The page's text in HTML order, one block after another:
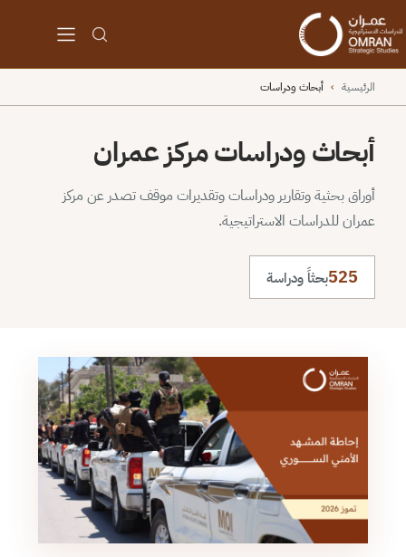
الرئيسية › أبحاث ودراسات
أبحاث ودراسات مركز عمران
أوراق بحثية وتقارير ودراسات وتقديرات موقف تصدر عن مركز
عمران للدراسات الاستراتيجية.
525بحثاً ودراسة